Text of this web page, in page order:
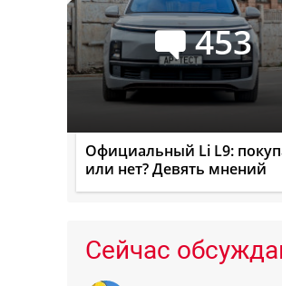
453
Официальный Li L9:
или нет? Девять мнений
Сейчас